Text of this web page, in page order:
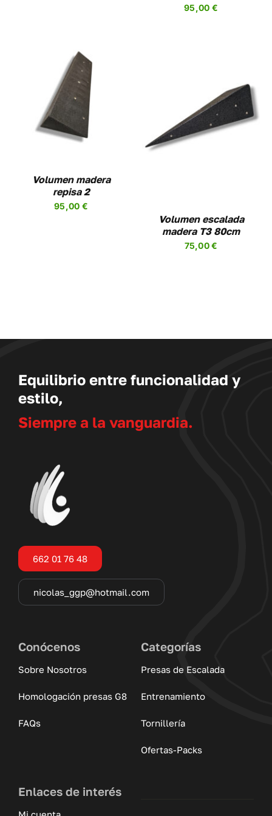
95,00 €
Volumen madera
repisa 2
95,00 €
AÑADIR AL CARRITO
DETALLES
Volumen escalada
madera T3 80cm
75,00€
Equilibrio entre funcionalidad y
estilo,
Siempre a la vanguardia.
662 01 76 48
nicolas_ggp@hotmail.com
Conócenos
Sobre Nosotros
Homologación presas G8
FAQs
Categorías
Presas de Escalada
Entrenamiento
Tornillería
Ofertas-Packs
Enlaces de interés